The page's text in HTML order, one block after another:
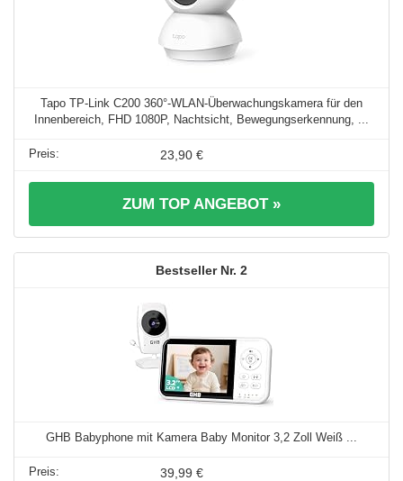
Tapo TP-Link C200 360°-WLAN-Überwachungskamera für den
Innenbereich, FHD 1080P, Nachtsicht, Bewegungserkennung, ...
23,90 €
ZUM TOP ANGEBOT »
2
GHB Babyphone mit Kamera Baby Monitor 3,2 Zoll Weiß ...
39,99 €